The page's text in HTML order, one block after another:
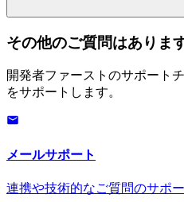
その他のご質問はありま
開発者ファーストのサポート
をサポートします。
メールサポート
連携や技術的なご質問のサポ